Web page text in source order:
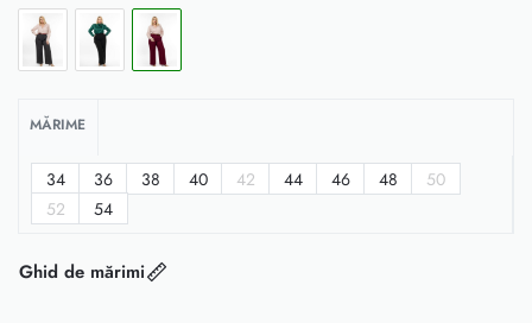
MĂRIME
34 36 38 40 42 44 46 48
50
52
54
Ghid de mărimi